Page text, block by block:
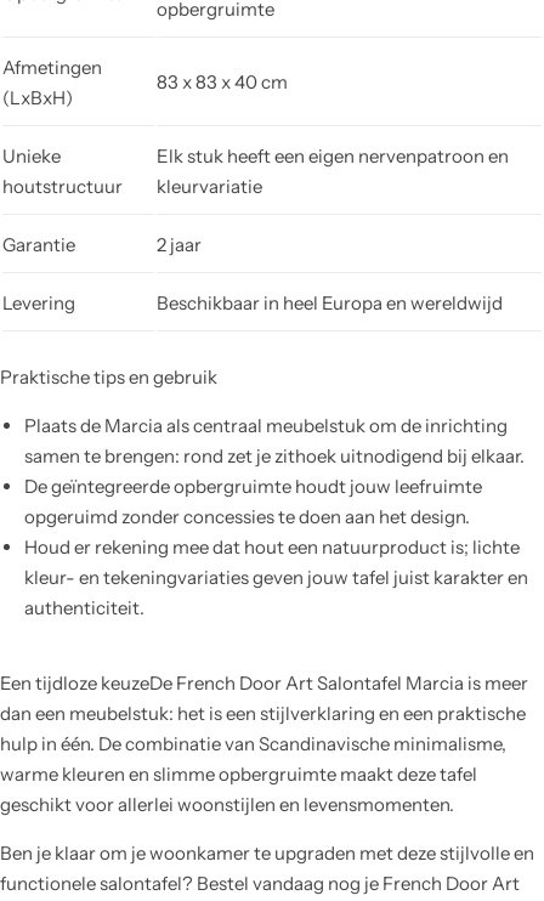
opbergruimte
Afmetingen
(LxBxH)
83 x 83 x 40 cm
Unieke
houtstructuur
Elk stuk heeft een eigen nervenpatroon en
kleurvariatie
Garantie 2 jaar
Levering Beschikbaar in heel Europa en wereldwijd
Praktische tips en gebruik
Plaats de Marcia als centraal meubelstuk om de inrichting
samen te brengen: rond zet je zithoek uitnodigend bij elkaar.
De geïntegreerde opbergruimte houdt jouw leefruimte
opgeruimd zonder concessies te doen aan het design.
Houd er rekening mee dat hout een natuurproduct is; lichte
kleur- en tekeningvariaties geven jouw tafel juist karakter en
authenticiteit.
Een tijdloze keuzeDe French Door Art Salontafel Marcia is meer
dan een meubelstuk: het is een stijlverklaring en een praktische
hulp in één. De combinatie van Scandinavische minimalisme,
warme kleuren en slimme opbergruimte maakt deze tafel
geschikt voor allerlei woonstijlen en levensmomenten.
Ben je klaar om je woonkamer te upgraden met deze stijlvolle en
functionele salontafel? Bestel vandaag nog je French Door Art